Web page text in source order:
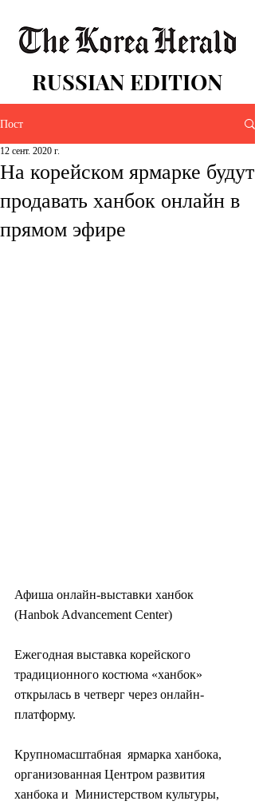
RUSSIAN EDITION
Пост
На корейском ярмарке будут
продавать ханбок онлайн в
прямом эфире
12 сент. 2020 г.
Афиша онлайн-выставки ханбок
(Hanbok Advancement Center)
Ежегодная выставка корейского
традиционного костюма «ханбок»
открылась в четверг через онлайн-
платформу.
Крупномасштабная  ярмарка ханбока,
организованная Центром развития
ханбока и  Министерством культуры,